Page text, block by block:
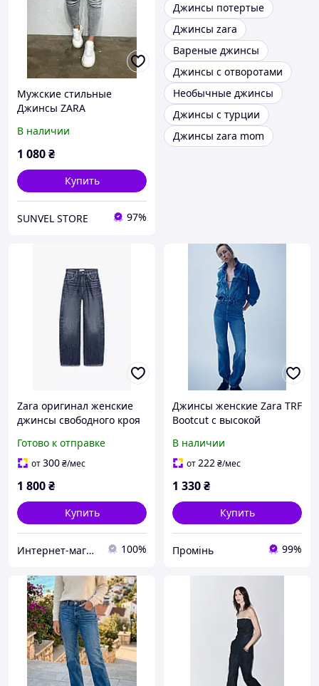
Мужские стильные
Джинсы ZARA
В наличии
1 080₴
Купить
SUNVEL STORE 97%
Джинсы потертые
Джинсы zara
Вареные джинсы
Джинсы с отворотами
Необычные джинсы
Джинсы с турции
Джинсы zara mom
Zara оригинал женские
джинсы свободного кроя
Готово к отправке
от300₴/мес
1 800₴
Купить
Интернет-магазин »Мультибренд» 100%
Джинсы женские Zara TRF
Bootcut с высокой
В наличии
от222₴/мес
1 330₴
Купить
Промінь 99%